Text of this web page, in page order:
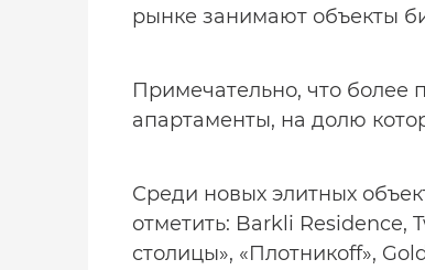
рынке занимают объекты
Примечательно, что более
апартаменты, на долю
Среди новых элитных
отметить: Barkli Residence,
столицы», «Плотникоff»,